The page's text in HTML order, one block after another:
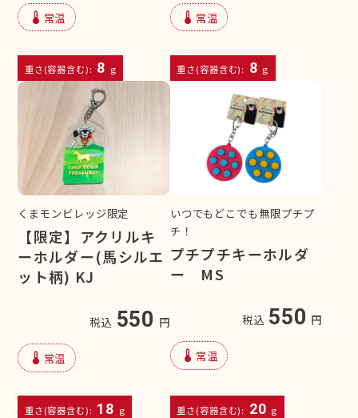
device_thermostat 常温
重さ(容器含む): 8 g
device_thermostat 常温
重さ(容器含む): 8 g
くまモンビレッジ限定
【限定】アクリルキ
ーホルダー(馬シルエ
ット柄) KJ
税込 550 円
device_thermostat 常温
重さ(容器含む): 18 g
いつでもどこでも無限プチプ
チ！
プチプチキーホルダ
ー MS
税込 550 円
device_thermostat 常温
重さ(容器含む): 20 g